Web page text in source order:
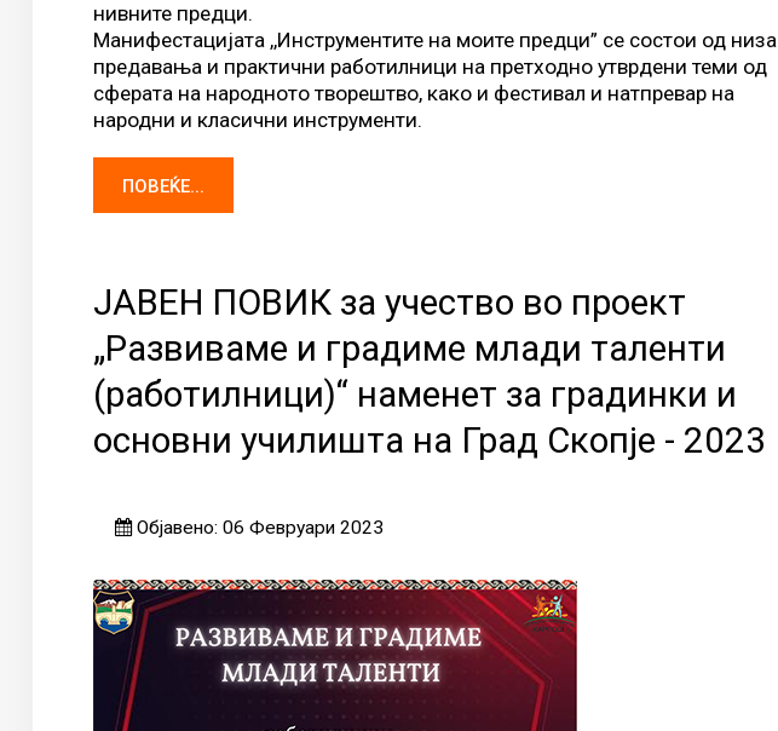
нивните предци.
Манифестацијата ,,Инструментите на моите предци” се состои од низа
предавања и практични работилници на претходно утврдени теми од
сферата на народното творештво, како и фестивал и натпревар на
народни и класични инструменти.
ПОВЕЌЕ...
ЈАВЕН ПОВИК за учество во проект
„Развиваме и градиме млади таленти
(работилници)“ наменет за градинки и
основни училишта на Град Скопје - 2023
Објавено: 06 Февруари 2023